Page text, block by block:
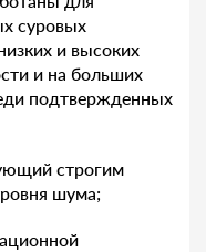
суровых
и высоких
и на больших
подтвержденных
строгим
шума;